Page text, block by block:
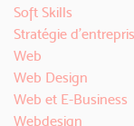
Soft Skills
Stratégie
Web
Web Design
Web et E-Business
Webdesign